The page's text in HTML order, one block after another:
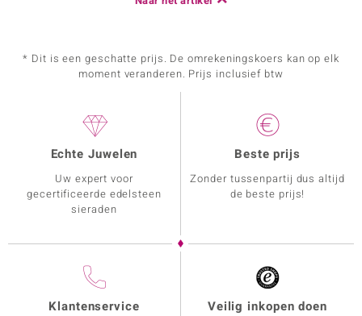
* Dit is een geschatte prijs. De omrekeningskoers kan op elk
moment veranderen. Prijs inclusief btw
Echte Juwelen
Uw expert voor
gecertificeerde edelsteen
sieraden
Beste prijs
Zonder tussenpartij dus altijd
de beste prijs!
Klantenservice Veilig inkopen doen